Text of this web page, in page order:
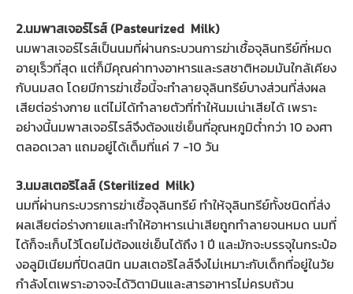
2.นมพาสเจอร์ไรส์ (Pasteurized Milk)
นมพาสเจอร์ไรส์เป็นนมที่ผ่านกระบวนการฆ่าเชื้อจุลินทรีย์ที่หมด
อายุเร็วที่สุด แต่ก็มีคุณค่าทางอาหารและรสชาติหอมมันใกล้เคียง
กับนมสด โดยมีการฆ่าเชื้อนี้จะทำลายจุลินทรีย์บางส่วนที่ส่งผล
เสียต่อร่างกาย แต่ไม่ได้ทำลายตัวที่ทำให้นมเน่าเสียได้ เพราะ
อย่างนี้นมพาสเจอร์ไรส์จึงต้องแช่เย็นที่อุณหภูมิต่ำกว่า 10 องศา
ตลอดเวลา แถมอยู่ได้เต็มที่แค่ 7 -10 วัน
3.นมสเตอริไลส์ (Sterilized Milk)
นมที่ผ่านกระบวรการฆ่าเชื้อจุลินทรีย์ ทำให้จุลินทรีย์ทั้งชนิดที่ส่ง
ผลเสียต่อร่างกายและทำให้อาหารเน่าเสียถูกทำลายจนหมด นมที่
ได้ก็จะเก็บไว้โดยไม่ต้องแช่เย็นได้ถึง 1 ปี และมักจะบรรจุในกระป๋อ
งอลูมิเนียมที่ปิดสนิท นมสเตอริไลส์จึงไม่เหมาะกับเด็กที่อยู่ในวัย
กำลังโตเพราะอาจจะได้วิตามินและสารอาหารไม่ครบถ้วน